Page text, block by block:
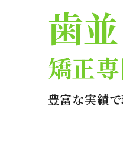
歯
矯正
豊富な実績